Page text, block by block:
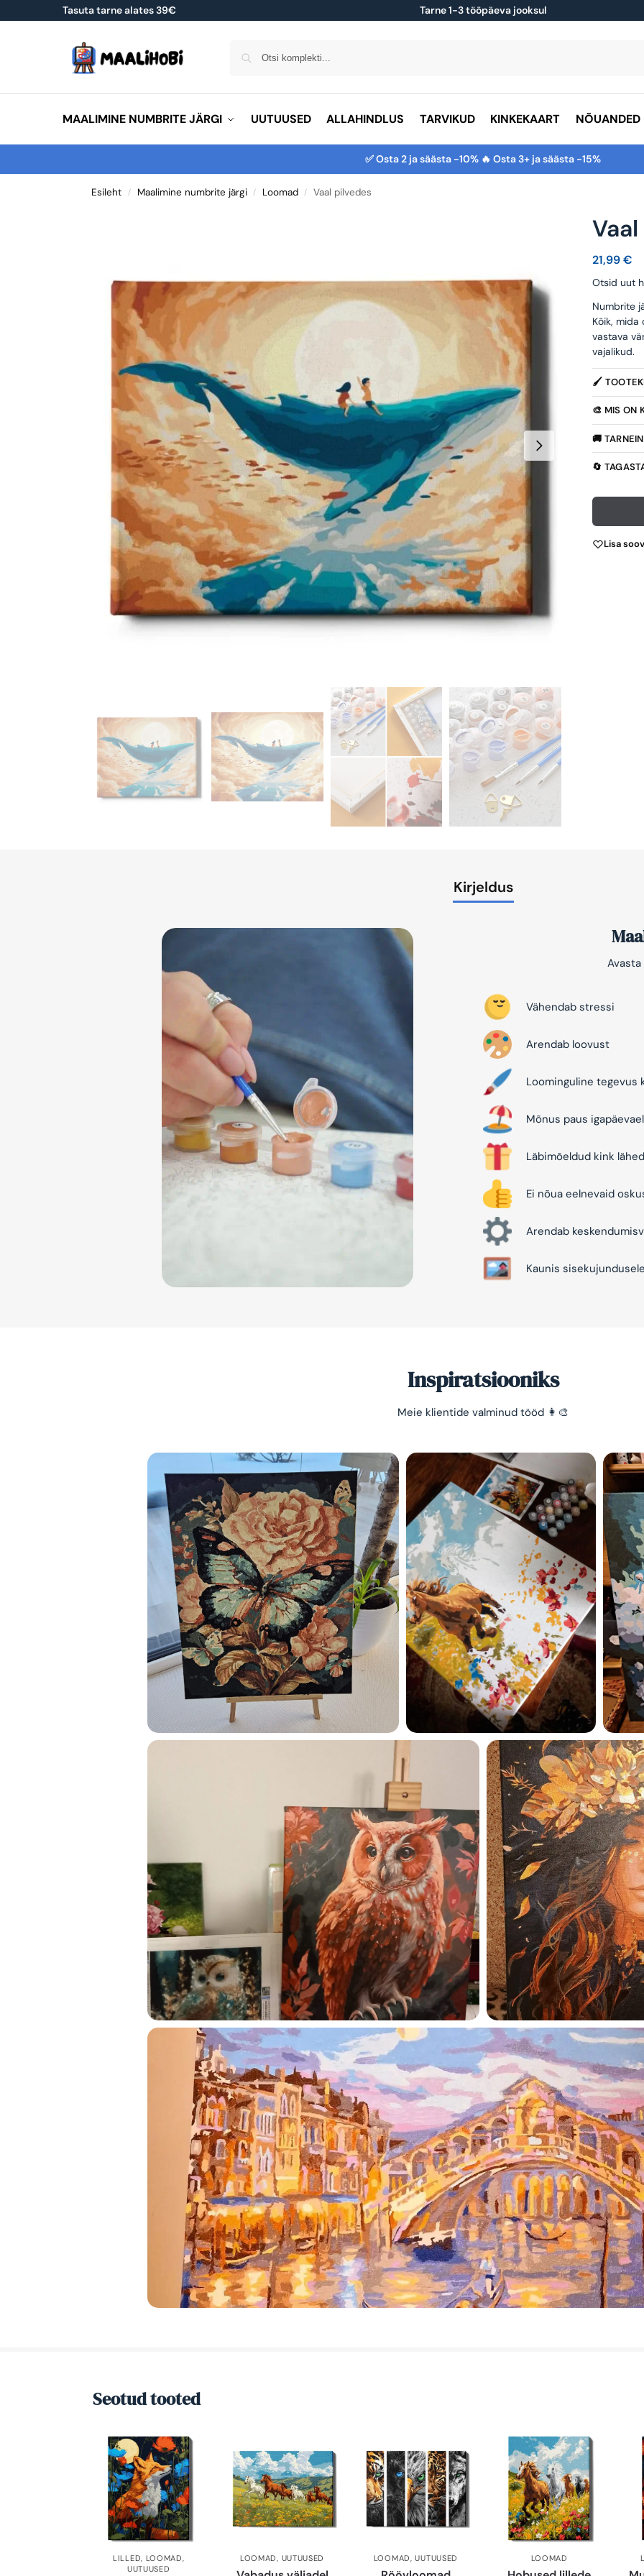
Tasuta tarne alates 39€ Tarne 1-3 tööpäeva jooksul
MAALIMINE NUMBRITE JÄRGI UUTUUSED ALLAHINDLUS TARVIKUD KINKEKAART NÕUANDED
✅ Osta 2 ja säästa -10% 🔥 Osta 3+ ja säästa -15%
Esileht / Maalimine numbrite järgi / Loomad / Vaal pilvedes
21,99€
Otsid uut
Numbrite
Kõik,
vastava
vajalikud.
🖌️
🎨 MIS ON
🚚
🔄
Lisa
Kirjeldus
Vähendab stressi
Arendab loovust
Loominguline tegevus
Mõnus paus
Läbimõeldud kink
Ei nõua eelnevaid
Arendab
Kaunis
Inspiratsiooniks
Meie klientide valminud tööd 👩‍🎨
Seotud tooted
LILLED LOOMAD
UUTUUSED
LOOMAD UUTUUSED LOOMAD ,UUTUUSED LOOMAD
Säästa -
Lihtne viis lõõgastuda ja
mõtted puhata lasta 😌
Olen tutvunud
privaatsuspoliitikaga ja
sellega
Maalihobi.eePrivaatsuspoliitika
TELLI